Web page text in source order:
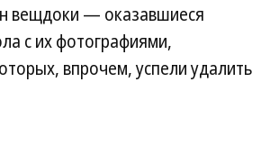
вещдоки — оказавшиеся
с их фотографиями,
впрочем, успели удалить